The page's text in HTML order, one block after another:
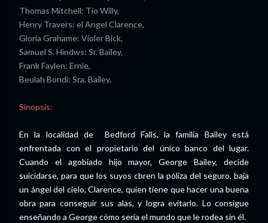
Thomas Mitchell: Tio Willy,
Henry Travers: el Angel Clarence,
Gloria Grahame: Violer Bick,
Samuel S. Hindws: Sr. Bailey,
Frank Faylen: Ernie,
Beulah Bondi: Sra. Bailey.
Sinopsis:
En la localidad de Bedford Falls, la familia Bailey está
enfrentada con el propietario del único banco del lugar.
Cuando el agobiado hijo mayor, George Bailey, decide
suicidarse, para que los suyos cbren la póliza del seguro, baja
un ángel del cielo, Clarence, quien tiene que hacer una buena
obra para conseguir sus alas, y logra evitarlo. Lo consigue
enseñando a George cómo sería el mundo que le rodea sin él.